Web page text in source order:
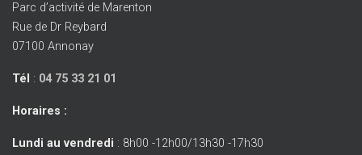
Parc d’activité de Marenton
Rue de Dr Reybard
07100 Annonay
Tél : 04 75 33 21 01
Horaires :
Lundi au vendredi : 8h00 -12h00/13h30 -17h30